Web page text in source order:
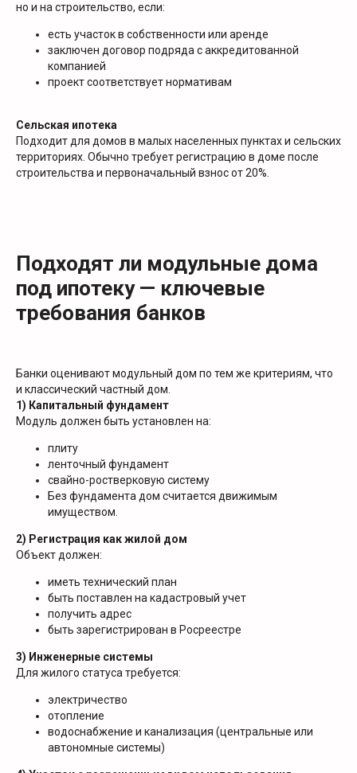
но и на строительство, если:
есть участок в собственности или аренде
заключен договор подряда с аккредитованной
компанией
проект соответствует нормативам
Сельская ипотека
Подходит для домов в малых населенных пунктах и сельских
территориях. Обычно требует регистрацию в доме после
строительства и первоначальный взнос от 20%.
Подходят ли модульные дома
под ипотеку — ключевые
требования банков
Банки оценивают модульный дом по тем же критериям, что
и классический частный дом.
1) Капитальный фундамент
Модуль должен быть установлен на:
плиту
ленточный фундамент
свайно-ростверковую систему
Без фундамента дом считается движимым
имуществом.
2) Регистрация как жилой дом
Объект должен:
иметь технический план
быть поставлен на кадастровый учет
получить адрес
быть зарегистрирован в Росреестре
3) Инженерные системы
Для жилого статуса требуется:
электричество
отопление
водоснабжение и канализация (центральные или
автономные системы)